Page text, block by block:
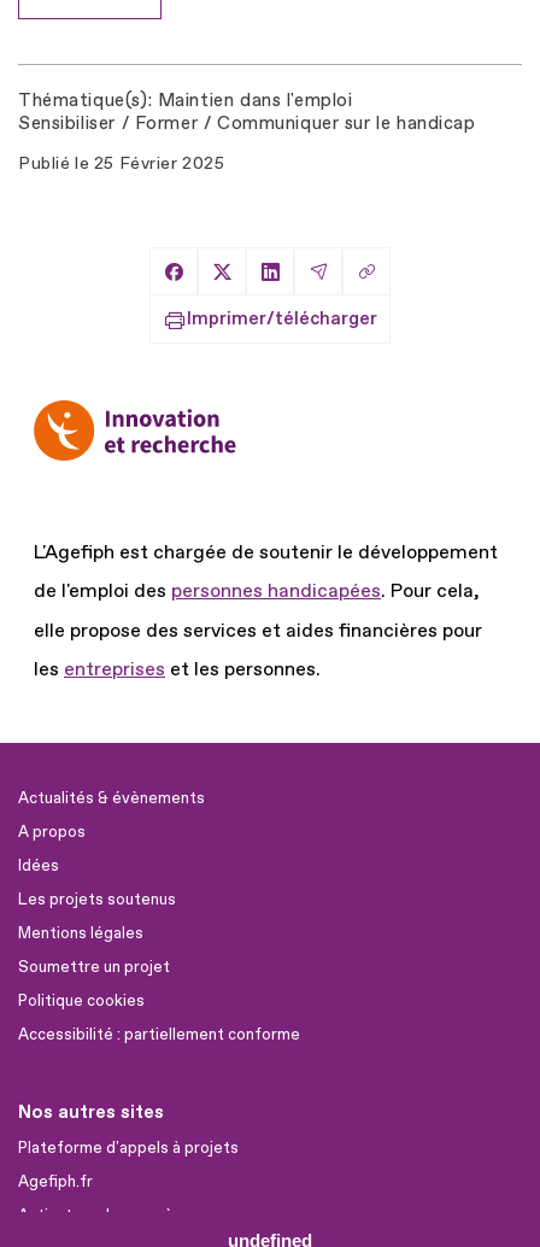
undefined
Thématique(s) Maintien dans l'emploi
Sensibiliser / Former / Communiquer sur le handicap
Publié le 25 Février 2025
Partager sur Facebook
Partager sur X
Partager sur LinkedIn
Partager par Email
Copier le lien
Imprimer/télécharger
L'Agefiph est chargée de soutenir le développement
de l'emploi des personnes handicapées. Pour cela,
elle propose des services et aides financières pour
les entreprises et les personnes.
Actualités & évènements
A propos
Idées
Les projets soutenus
Mentions légales
Soumettre un projet
Politique cookies
Accessibilité : partiellement conforme
Nos autres sites
Plateforme d'appels à projets
Agefiph.fr
Activateur de progrès